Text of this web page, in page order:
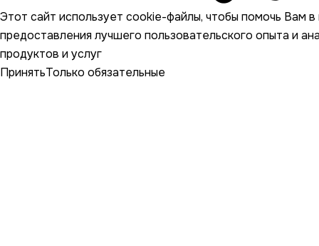
Этот сайт использует cookie-файлы, чтобы помочь Вам в
предоставления лучшего пользовательского опыта и
продуктов и услуг
ПринятьТолько обязательные